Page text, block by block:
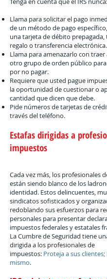
Llama para solicitar el pago
de un método de pago
una tarjeta de débito prepagada,
regalo o transferencia electrónica.
Llama para amenazarlo con traer
otro grupo de orden público
por no pagar.
Requiere que usted pague
la oportunidad de cuestionar o
cantidad que dicen que debe.
Pide números de tarjetas de
través del teléfono.
Estafas dirigidas a
impuestos
Cada vez más, los profesionales
están siendo blanco de los
identidad. Estos delincuentes,
sindicatos sofisticados y
redoblando sus esfuerzos para
personales para presentar
impuestos federales y estatales
La Cumbre de Seguridad tiene
dirigida a los profesionales de
impuestos: Proteja a sus
mismo.